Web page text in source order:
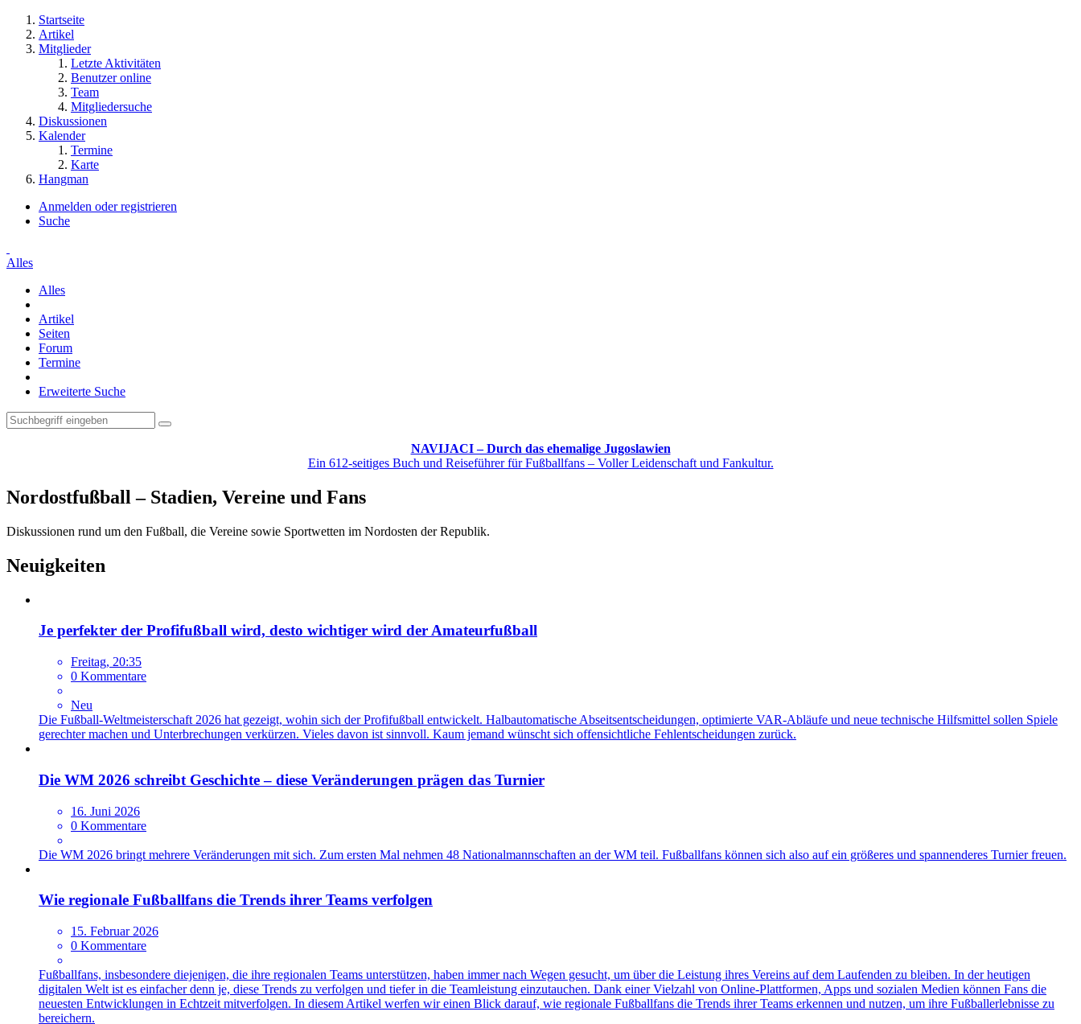
Startseite
Artikel
Mitglieder
Letzte Aktivitäten
Benutzer online
Team
Mitgliedersuche
Diskussionen
Kalender
Termine
Karte
Hangman
Anmelden oder registrieren
Suche
Alles
Alles
Artikel
Seiten
Forum
Termine
Erweiterte Suche
NAVIJACI – Durch das ehemalige Jugoslawien
Ein 612-seitiges Buch und Reiseführer für Fußballfans – Voller Leidenschaft und Fankultur.
Nordostfußball – Stadien, Vereine und Fans
Diskussionen rund um den Fußball, die Vereine sowie Sportwetten im Nordosten der Republik.
Neuigkeiten
Je perfekter der Profifußball wird, desto wichtiger wird der Amateurfußball
Freitag, 20:35
0 Kommentare
Neu
Die Fußball-Weltmeisterschaft 2026 hat gezeigt, wohin sich der Profifußball entwickelt. Halbautomatische Abseitsentscheidungen, optimierte VAR-Abläufe und neue technische Hilfsmittel sollen Spiele
gerechter machen und Unterbrechungen verkürzen. Vieles davon ist sinnvoll. Kaum jemand wünscht sich offensichtliche Fehlentscheidungen zurück.
Die WM 2026 schreibt Geschichte – diese Veränderungen prägen das Turnier
16. Juni 2026
0 Kommentare
Die WM 2026 bringt mehrere Veränderungen mit sich. Zum ersten Mal nehmen 48 Nationalmannschaften an der WM teil. Fußballfans können sich also auf ein größeres und spannenderes Turnier freuen.
Wie regionale Fußballfans die Trends ihrer Teams verfolgen
15. Februar 2026
0 Kommentare
Fußballfans, insbesondere diejenigen, die ihre regionalen Teams unterstützen, haben immer nach Wegen gesucht, um über die Leistung ihres Vereins auf dem Laufenden zu bleiben. In der heutigen
digitalen Welt ist es einfacher denn je, diese Trends zu verfolgen und tiefer in die Teamleistung einzutauchen. Dank einer Vielzahl von Online-Plattformen, Apps und sozialen Medien können Fans die
neuesten Entwicklungen in Echtzeit mitverfolgen. In diesem Artikel werfen wir einen Blick darauf, wie regionale Fußballfans die Trends ihrer Teams erkennen und nutzen, um ihre Fußballerlebnisse zu
bereichern.